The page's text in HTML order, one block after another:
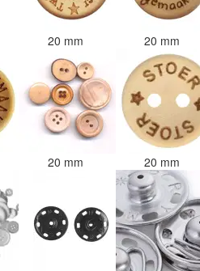
20 mm 20 mm
20 mm 20 mm